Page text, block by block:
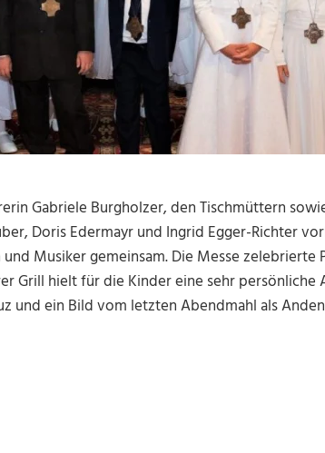
Gabriele Burgholzer, den Tischmüttern
Doris Edermayr und Ingrid Egger-Richter
Musiker gemeinsam. Die Messe zelebrierte
Grill hielt für die Kinder eine sehr persönliche
und ein Bild vom letzten Abendmahl als